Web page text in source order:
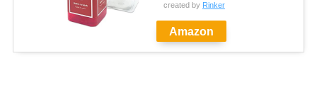
created by Rinker
Amazon